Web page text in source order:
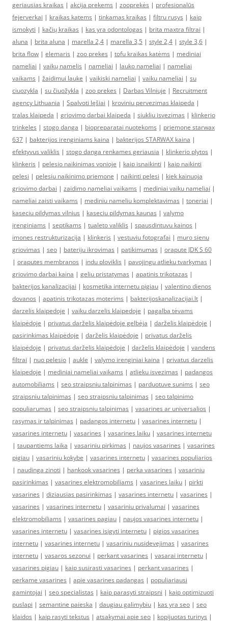
geriausias kraikas | akcija prekems | zooprekės | profesionalūs
fejerverkai | kraikas katems | tinkamas kraikas | filtru rusys | kaip
ismokyti | kačių kraikas | kas yra odontologas | brita maxtra filtrai |
aluna | brita aluna | marella 2,4 | marella 3,5 | style 2,4 | style 3,6 |
brita flow | elemaris | zoo prekes | tofu kraikas katėms | mediniai
nameliai | vaikų namelis | nameliai | lauko nameliai | nameliai
vaikams | žaidimui lauke | vaikiski nameliai | vaiku nameliai | su
ciuozykla | su čiuožykla | zoo prekes | Darbas Vilniuje | Recruitment
agency Lithuania | Spalvoti lęšiai | kroviniu pervezimas klaipeda |
tralas klaipeda | griovimo darbai klaipeda | siukliu isvezimas | klinkerio
trinkeles | stogo danga | biopreparatai nuotekoms | priemone starwax
637 | bakterijos irenginiams kaina | bakterijos STARWAX kaina |
efektyvus valiklis | stogo danga renkames geriausia | klinkerio plytos |
klinkeris | pelesio naikinimas vonioje | kaip isnaikinti | kaip naikinti
pelesi | pelesiu naikinimo priemone | naikinti pelesi | kiek kainuoja
griovimo darbai | zaidimo nameliai vaikams | mediniai vaiku nameliai |
nameliai zaisti vaikams | mediniu nameliu komplektavimas | toneriai |
kaseciu pildymas vilnius | kaseciu pildymas kaunas | valymo
įrenginiams | septikams | tualeto valiklis | spausdintuvu kainos |
imones restrukturizacija | klinkeris | vestuviu fotografai | muro sienu
griovimas | seo | bateriju ikrovimas | patikimumas | orapute JDK S 60
| oraputes membranos | indu ploviklis | pavojingu atlieku tvarkymas |
griovimo darbai kaina | geliu pristatymas | apatinis trikotazas |
bakterijos kanalizacijai | kosmetika internetu pigiau | valentino dienos
dovanos | apatinis trikotazas moterims | bakterijoskanalizacijai.lt |
darzelis klaipedoje | vaiku darzelis klaipedoje | pagalba tėvams
klaipėdoje | privatus darželis klaipėdoje gelbėja | darželis klaipėdoje |
pasirinkimas klaipėdoje | darželis klaipėdoje | privatus darželis
klaipėdoje | privatus darželis klaipėdoje | darželis klaipėdoje | vandens
filtrai | nuo pelesio | aukle | valymo irenginiai kaina | privatus darzelis
klaipedoje | mediniai nameliai vaikams | atlieku isvezimas | padangos
automobiliams | seo straipsniu talpinimas | parduotuve sunims | seo
straipsniu talpinimas | seo straipsniu talpinimas | seo talpinimo
populiarumas | seo straipsniu talpinimas | vasarines ar universalios |
rasymas ir talpinimas | padangos internetu | vasarines internetu |
vasarines internetu | vasarines | vasarines laiku | vasarines internetu
| taupantiems laika | vasariniu pirkimas | naujos vasarines | vasarines
pigiau | vasariniu kokybe | vasarines internetu | vasarines populiarios
| naudinga zinoti | hankook vasarines | perka vasarines | vasariniu
pasirinkimas | vasarines elektromobiliams | vasarines laiku | pirkti
vasarines | diziausias pasirinkimas | vasarines internetu | vasarines |
vasarines | vasarines internetu | vasariniu privalumai | vasarines
elektromobiliams | vasarines pagiau | naujos vasarines internetu |
vasarines internetu | vasarines isigyti internetu | pigios vasarines
internetu | vasarines internetu | vasariniu nusidevejimas | vasarines
internetu | vasaros sezonui | perkant vasarines | vasarai internetu |
vasarines pigiau | kaip susirasti vasarines | perkant vasarines |
perkame vasarines | apie vasarines padangas | populiariausi
gamintojai | seo specialistas | kaip parasyti straipsni | kaip optimizuoti
puslapi | semantine paieska | daugiau galimybiu | kas yra seo | seo
klaidos | kaip rasyti tekstus | atsakymai apie seo | kopijuotas turinys |